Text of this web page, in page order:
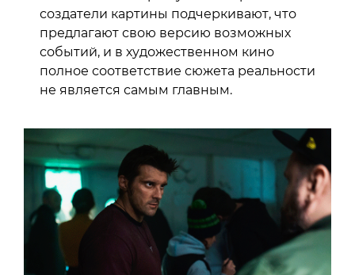
создатели картины подчеркивают, что
предлагают свою версию возможных
событий, и в художественном кино
полное соответствие сюжета реальности
не является самым главным.